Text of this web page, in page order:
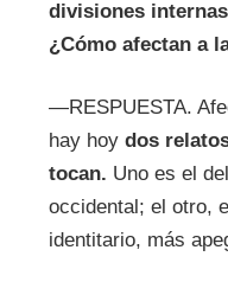
divisiones
¿Cómo afectan a
—RESPUESTA.
hay hoy dos
tocan. Uno es el
occidental; el otro,
identitario, más